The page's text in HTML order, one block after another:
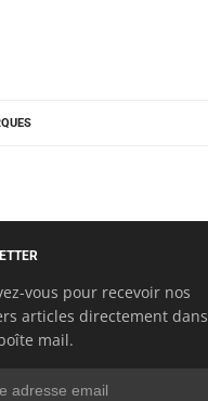
vous pour recevoir nos
articles directement dans
mail.